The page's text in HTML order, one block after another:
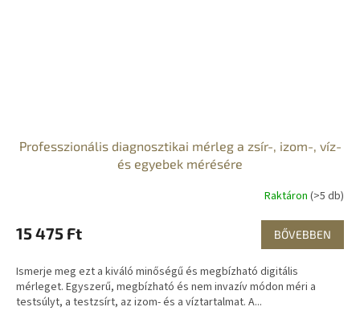
Professzionális diagnosztikai mérleg a zsír-, izom-, víz-
és egyebek mérésére
Raktáron (>5 db)
15 475 Ft BŐVEBBEN
Ismerje meg ezt a kiváló minőségű és megbízható digitális
mérleget. Egyszerű, megbízható és nem invazív módon méri a
testsúlyt, a testzsírt, az izom- és a víztartalmat. A...